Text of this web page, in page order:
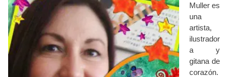
Muller es
una
artista,
ilustrador
a y
gitana de
corazón.